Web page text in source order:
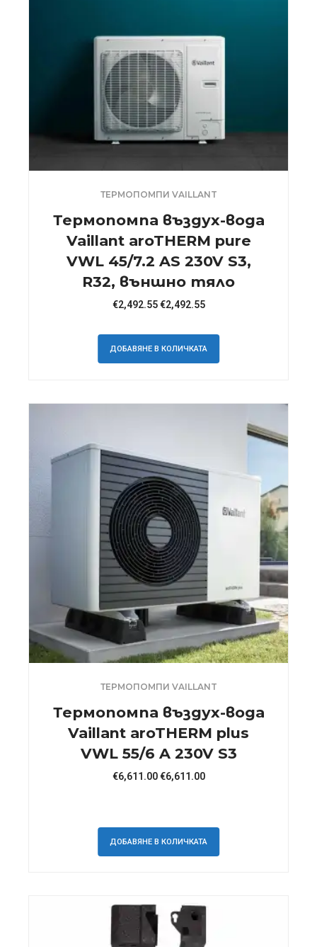
ТЕРМОПОМПИ VAILLANT
Термопомпа въздух-вода
Vaillant aroTHERM pure
VWL 45/7.2 AS 230V S3,
R32, външно тяло
€2,492.55 €2,492.55
ДОБАВЯНЕ В КОЛИЧКАТА
ТЕРМОПОМПИ VAILLANT
Термопомпа въздух-вода
Vaillant aroTHERM plus
VWL 55/6 A 230V S3
€6,611.00 €6,611.00
ДОБАВЯНЕ В КОЛИЧКАТА